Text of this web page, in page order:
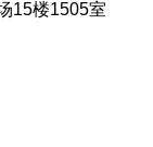
15楼1505室